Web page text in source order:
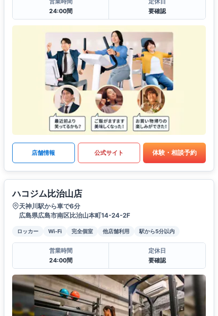
24:00間
要確認
店舗情報 公式サイト 体験・相談予約
ハコジム比治山店
天神川駅から車で6分
広島県広島市南区比治山本町14-24-2F
ロッカー Wi-Fi 完全個室 他店舗利用 駅から5分以内
営業時間
24:00間
定休日
要確認